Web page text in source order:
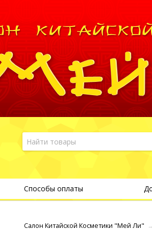
Способы оплаты
Салон Китайской Косметики "Мей Ли" →